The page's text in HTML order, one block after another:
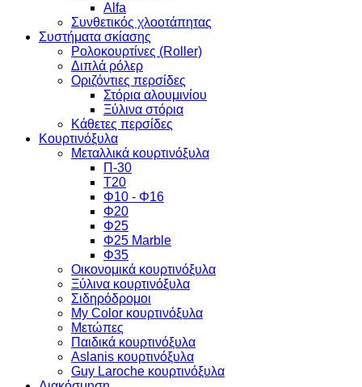
Alfa
Συνθετικός χλοοτάπητας
Συστήματα σκίασης
Ρολοκουρτίνες (Roller)
Διπλά ρόλερ
Οριζόντιες περσίδες
Στόρια αλουμινίου
Ξύλινα στόρια
Κάθετες περσίδες
Κουρτινόξυλα
Μεταλλικά κουρτινόξυλα
Π-30
Τ20
Φ10 - Φ16
Φ20
Φ25
Φ25 Marble
Φ35
Οικονομικά κουρτινόξυλα
Ξύλινα κουρτινόξυλα
Σιδηρόδρομοι
My Color κουρτινόξυλα
Μετώπες
Παιδικά κουρτινόξυλα
Aslanis κουρτινόξυλα
Guy Laroche κουρτινόξυλα